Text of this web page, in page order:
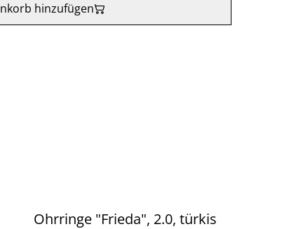
hinzufügen
Ohrringe "Frieda", 2.0, türkis